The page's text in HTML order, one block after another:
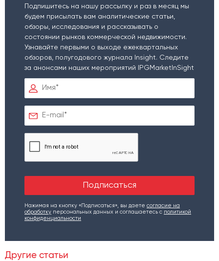
Подпишитесь на нашу рассылку и раз в месяц мы
будем присылать вам аналитические статьи,
обзоры, исследования и рассказывать о
состоянии рынков коммерческой недвижимости.
Узнавайте первыми о выходе ежеквартальных
обзоров, полугодового журнала Insight. Следите
за анонсами наших мероприятий IPGMarketInSight
Нажимая на кнопку «Подписаться», вы даете согласие на
обработку персональных данных и соглашаетесь c политикой
конфиденциальности
Другие статьи